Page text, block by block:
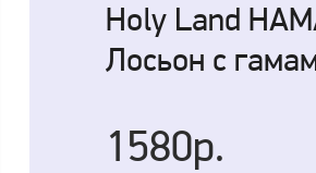
Holy Land
Лосьон с
1580р.